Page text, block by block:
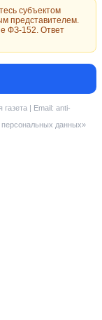
субъектом
представителем.
ФЗ-152. Ответ
| Email: anti-
данных»